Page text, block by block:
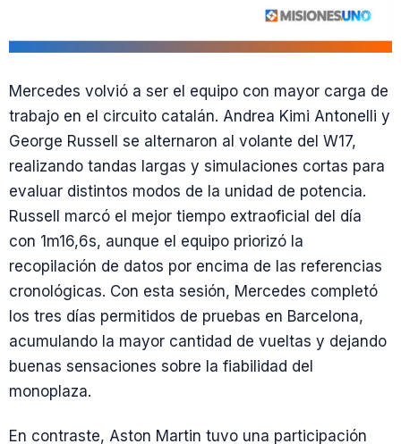
Mercedes volvió a ser el equipo con mayor carga de
trabajo en el circuito catalán. Andrea Kimi Antonelli y
George Russell se alternaron al volante del W17,
realizando tandas largas y simulaciones cortas para
evaluar distintos modos de la unidad de potencia.
Russell marcó el mejor tiempo extraoficial del día
con 1m16,6s, aunque el equipo priorizó la
recopilación de datos por encima de las referencias
cronológicas. Con esta sesión, Mercedes completó
los tres días permitidos de pruebas en Barcelona,
acumulando la mayor cantidad de vueltas y dejando
buenas sensaciones sobre la fiabilidad del
monoplaza.
En contraste, Aston Martin tuvo una participación